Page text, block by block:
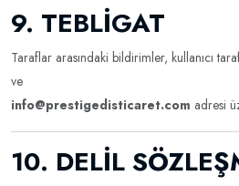
9. TEBLİGAT
Taraflar arasındaki bildirimler, kullanıcı
ve
info@prestigedisticaret.com adresi
10. DELİL